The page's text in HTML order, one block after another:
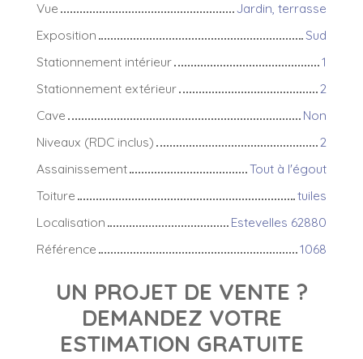
Vue
Jardin, terrasse
Exposition
Sud
Stationnement intérieur
1
Stationnement extérieur
2
Cave
Non
Niveaux (RDC inclus)
2
Assainissement
Tout à l'égout
Toiture
tuiles
Localisation
Estevelles 62880
Référence
1068
UN PROJET DE VENTE ?
DEMANDEZ VOTRE
ESTIMATION GRATUITE